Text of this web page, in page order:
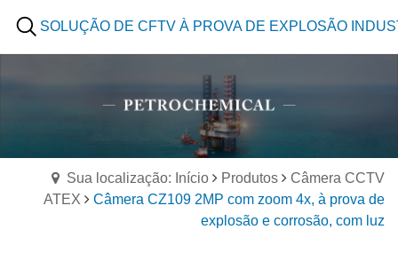
SOLUÇÃO DE CFTV À PROVA DE EXPLOSÃO
Sua localização: Início Produtos
Câmera CCTV
ATEX
Câmera CZ109 2MP com zoom 4x, à prova de
explosão e corrosão, com luz